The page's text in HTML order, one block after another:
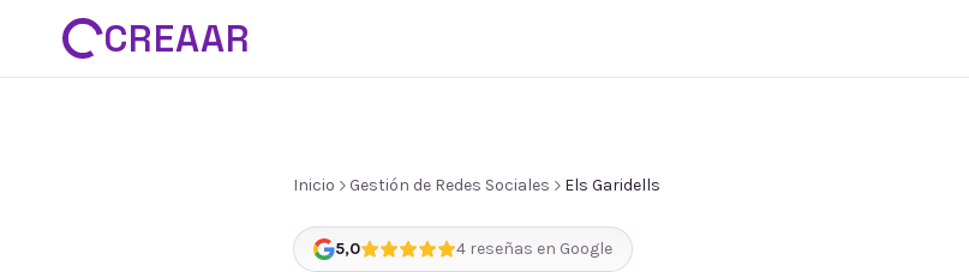
CREAAR
Inicio Gestión de Redes Sociales Els Garidells
5,0 4 reseñas en Google